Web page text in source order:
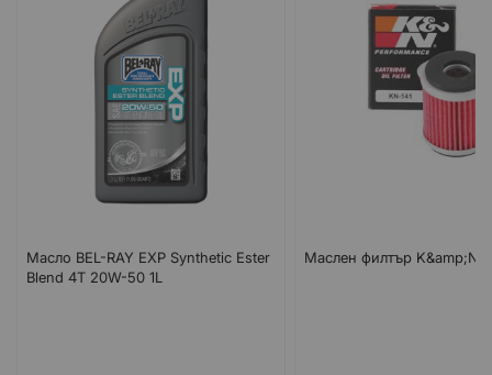
Масло BEL-RAY EXP Synthetic Ester
Blend 4T 20W-50 1L
Маслен филтър K&amp;N